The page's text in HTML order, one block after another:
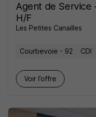
Agent de Service
H/F
Les Petites Canailles
Courbevoie - 92 CDI
Voir l’offre